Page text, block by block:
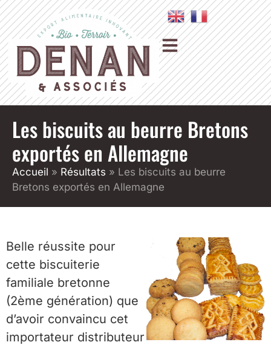
Les biscuits au beurre Bretons
exportés en Allemagne
Accueil » Résultats » Les biscuits au beurre
Bretons exportés en Allemagne
Belle réussite pour
cette biscuiterie
familiale bretonne
(2ème génération) que
d’avoir convaincu cet
importateur distributeur